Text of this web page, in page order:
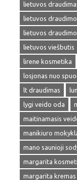
lietuvos
lietuvos draudimo
lietuvos
lietuvos viešbutis
lirene kosmetika
losjonas nuo
lt draudimas
lygi veido oda
maitinamasis
manikiuro
mano saunioji
margarita
margarita kremas